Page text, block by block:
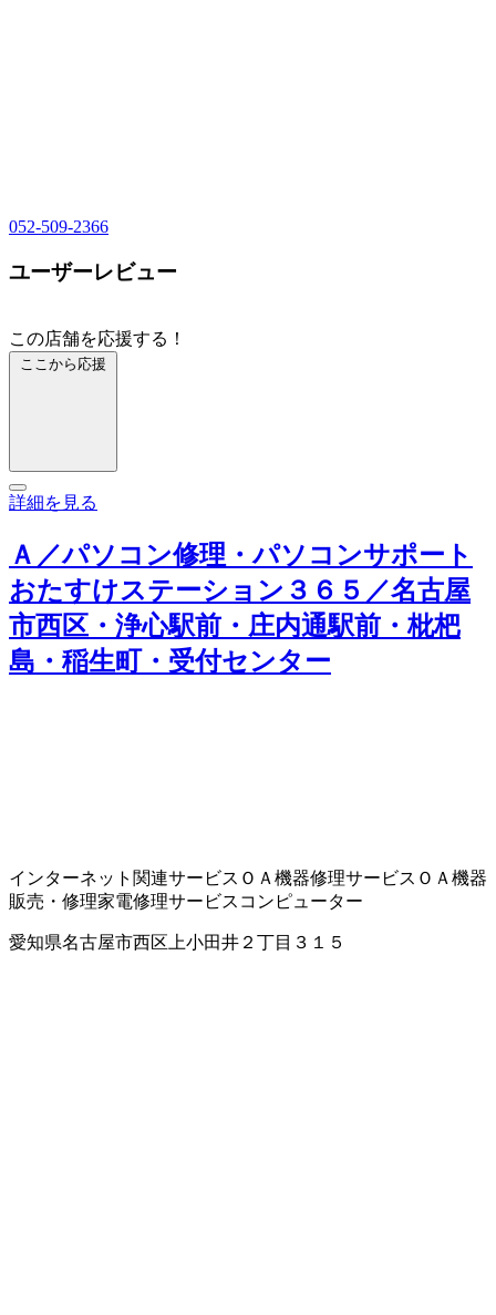
052-509-2366
ユーザーレビュー
この店舗を応援する！
ここから応援
詳細を見る
Ａ／パソコン修理・パソコンサポート
おたすけステーション３６５／名古屋
市西区・浄心駅前・庄内通駅前・枇杷
島・稲生町・受付センター
インターネット関連サービス ＯＡ機器修理サービス ＯＡ機器
販売・修理家電修理サービス コンピューター
愛知県名古屋市西区上小田井２丁目３１５